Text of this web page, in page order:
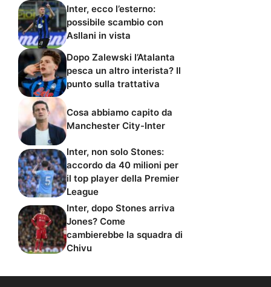
Inter, ecco l’esterno:
possibile scambio con
Asllani in vista
Dopo Zalewski l’Atalanta
pesca un altro interista? Il
punto sulla trattativa
Cosa abbiamo capito da
Manchester City-Inter
Inter, non solo Stones:
accordo da 40 milioni per
il top player della Premier
League
Inter, dopo Stones arriva
Jones? Come
cambierebbe la squadra di
Chivu